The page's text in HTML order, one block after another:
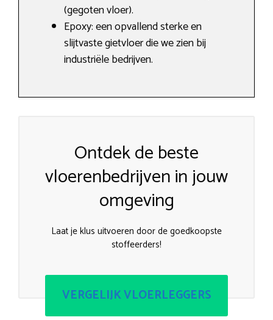
(gegoten vloer).
Epoxy: een opvallend sterke en
slijtvaste gietvloer die we zien bij
industriële bedrijven.
Ontdek de beste
vloerenbedrijven in jouw
omgeving
Laat je klus uitvoeren door de goedkoopste
stoffeerders!
VERGELIJK VLOERLEGGERS